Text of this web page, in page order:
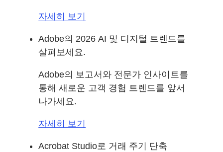
자세히 보기
Adobe의 2026 AI 및 디지털 트렌드를
살펴보세요.
Adobe의 보고서와 전문가 인사이트를
통해 새로운 고객 경험 트렌드를 앞서
나가세요.
자세히 보기
Acrobat Studio로 거래 주기 단축